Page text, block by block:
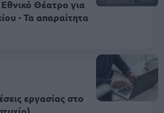
Θέατρο για
- Τα απαραίτητα
εργασίας στο